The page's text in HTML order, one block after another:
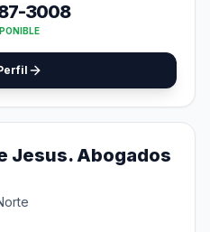
3008
Jesus. Abogados